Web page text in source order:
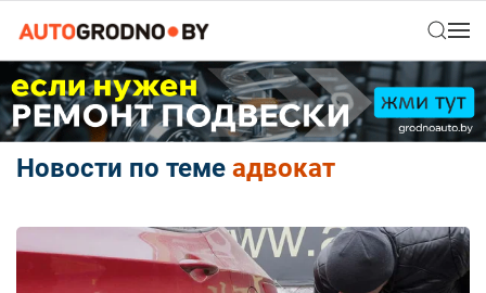
Новости по теме адвокат